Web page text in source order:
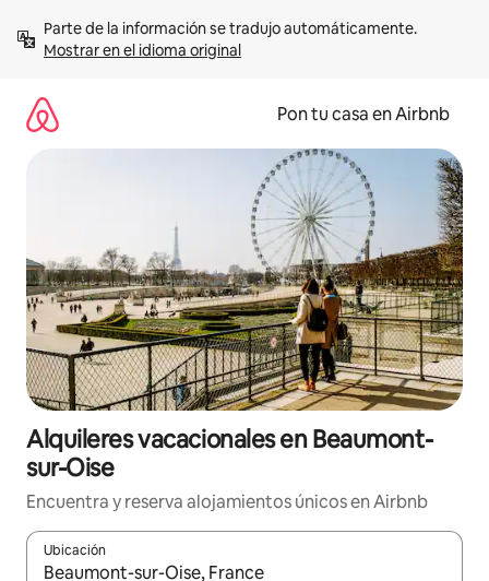
contenidoMostrar en el idioma original
Pon tu casa en Airbnb
Alquileres vacacionales en Beaumont-
sur-Oise
Encuentra y reserva alojamientos únicos en Airbnb
Ubicación
Cuando los resultados estén disponibles, navega con las